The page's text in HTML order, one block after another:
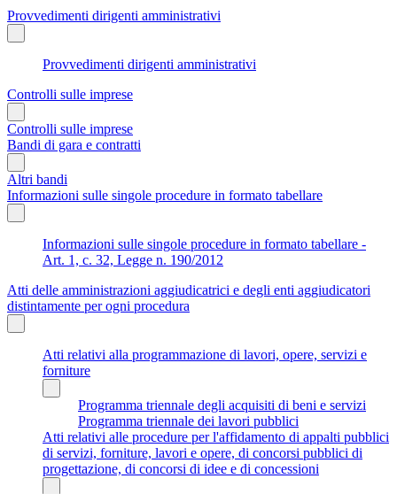
Provvedimenti dirigenti amministrativi
Provvedimenti dirigenti amministrativi
Controlli sulle imprese
Controlli sulle imprese
Bandi di gara e contratti
Altri bandi
Informazioni sulle singole procedure in formato tabellare
Informazioni sulle singole procedure in formato tabellare -
Art. 1, c. 32, Legge n. 190/2012
Atti delle amministrazioni aggiudicatrici e degli enti aggiudicatori
distintamente per ogni procedura
Atti relativi alla programmazione di lavori, opere, servizi e
forniture
Programma triennale degli acquisiti di beni e servizi
Programma triennale dei lavori pubblici
Atti relativi alle procedure per l'affidamento di appalti pubblici
di servizi, forniture, lavori e opere, di concorsi pubblici di
progettazione, di concorsi di idee e di concessioni